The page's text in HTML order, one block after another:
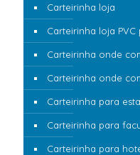
Carteirinha loja
Carteirinha loja PVC
Carteirinha onde
Carteirinha onde
Carteirinha para
Carteirinha para
Carteirinha para